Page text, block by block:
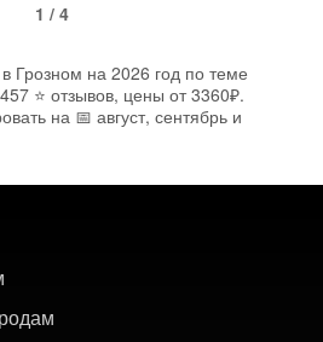
1 / 4
Грозном на 2026 год по теме
⭐ отзывов, цены от 3360₽.
на 📅 август, сентябрь и